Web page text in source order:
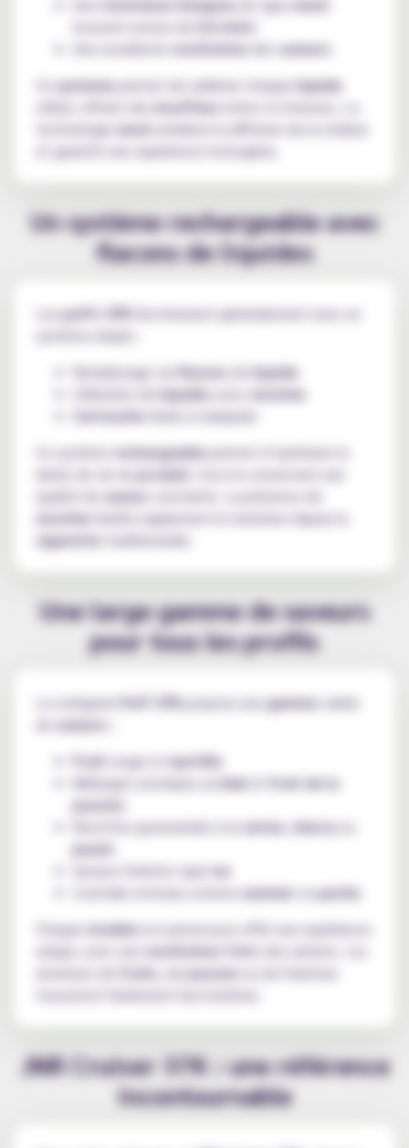
0.6 ohm
restitution des saveurs
systemepermet de sublimer chaque liquide
bouffees
technologie
mesh
et garantit une expérience homogène.
Un système rechargeable avec
flacons de liquides
Lespuffs 37K fonctionnent généralement avec un
Remplissage via
flacons de liquide
liquides
nicotine
Cartouche
facile à manipuler
Ce système rechargeablepermet d’optimiser la
produit
saveur
nicotine
facilite également la transition depuis la
cigarette
Une large gamme de saveurs
pour tous les profils
La catégorie Puff 37Kpropose unegamme variée
saveurs
Fruit
rouge et myrtille
Mélanges exotiques au kiwiet
fruit de la
passion
Recettes gourmandes à lacerise, cherryou
peach
Saveurs fraîches type ice
summer oupeche
Chaque modeleest pensé pour offrir une expérience
restitution
fruits passion
JNR Cruiser 37K : une référence
incontournable